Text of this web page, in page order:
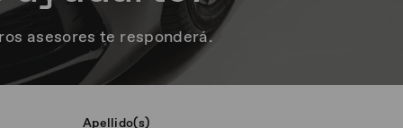
asesores te responderá.
Apellido(s)